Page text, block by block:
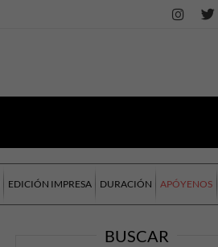
EDICIÓN IMPRESA DURACIÓN APÓYENOS
BUSCAR